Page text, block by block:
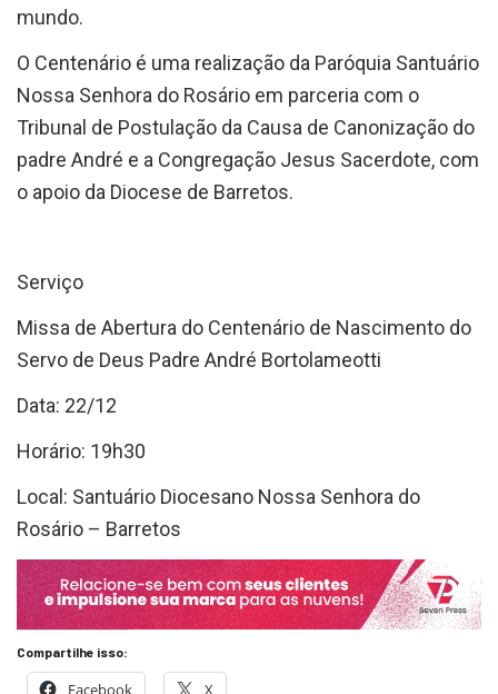
mundo.
O Centenário é uma realização da Paróquia Santuário
Nossa Senhora do Rosário em parceria com o
Tribunal de Postulação da Causa de Canonização do
padre André e a Congregação Jesus Sacerdote, com
o apoio da Diocese de Barretos.
Serviço
Missa de Abertura do Centenário de Nascimento do
Servo de Deus Padre André Bortolameotti
Data: 22/12
Horário: 19h30
Local: Santuário Diocesano Nossa Senhora do
Rosário – Barretos
Compartilhe isso:
Facebook X